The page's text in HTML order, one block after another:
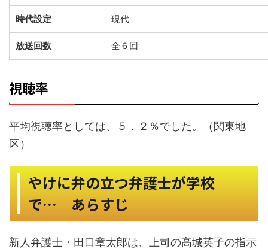
時代設定 現代
放送回数 全６回
視聴率
平均視聴率としては、５．２％でした。（関東地
区）
やけに弁の立つ弁護士が学校
で… あらすじ
新人弁護士・田口章太郎は、上司の高城英子の指示